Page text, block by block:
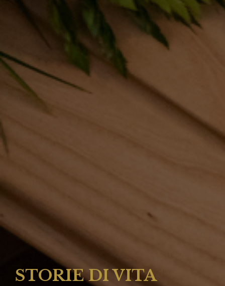
STORIE DI VITA